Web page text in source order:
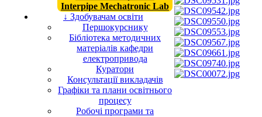
Interpipe Mechatronic Lab
↓ Здобувачам освіти
Першокурснику
Бібліотека методичних
матеріалів кафедри
електропривода
Куратори
Консультації викладачів
Графіки та плани освітнього
процесу
Робочі програми та